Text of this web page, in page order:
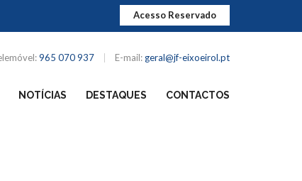
Acesso Reservado
965 070 937 E-mail: geral@jf-eixoeirol.pt
NOTÍCIAS DESTAQUES CONTACTOS